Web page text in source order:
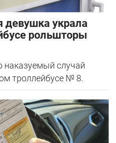
девушка украла
рольшторы
наказуемый случай
троллейбусе № 8.